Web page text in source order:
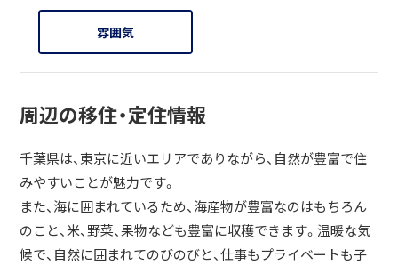
雰囲気
周辺の移住・定住情報
千葉県は、東京に近いエリアでありながら、自然が豊富で住
みやすいことが魅力です。
また、海に囲まれているため、海産物が豊富なのはもちろん
のこと、米、野菜、果物なども豊富に収穫できます。温暖な気
候で、自然に囲まれてのびのびと、仕事もプライベートも子